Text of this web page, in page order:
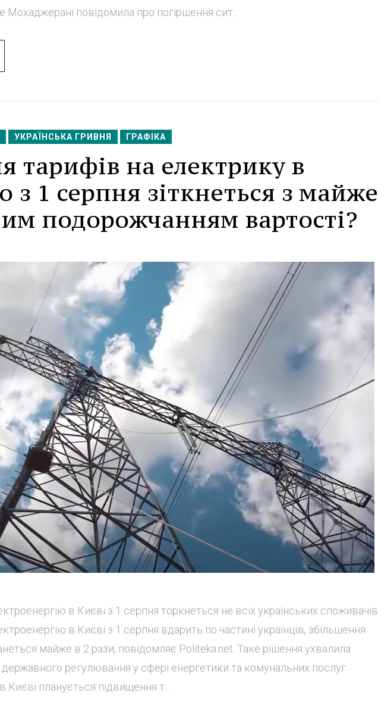
повідомила про погіршення сит...
УКРАЇНСЬКА ГРИВНЯ ГРАФІКА
тарифів на електрику в
з 1 серпня зіткнеться з майже
подорожчанням вартості?
в Києві з 1 серпня торкнеться не всіх українських споживачів.
в Києві з 1 серпня вдарить по частині українців, збільшення
майже в 2 рази, повідомляє Politeka.net. Таке рішення ухвалила
державного регулювання у сфері енергетики та комунальних послуг
планується підвищення т...